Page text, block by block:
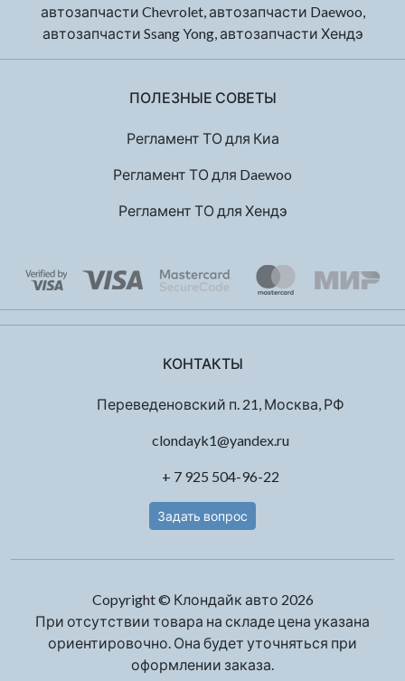
автозапчасти Chevrolet, автозапчасти Daewoo,
автозапчасти Ssang Yong, автозапчасти Хендэ
ПОЛЕЗНЫЕ СОВЕТЫ
Регламент ТО для Киа
Регламент ТО для Daewoo
Регламент ТО для Хендэ
КОНТАКТЫ
Переведеновский п. 21, Москва, РФ
clondayk1@yandex.ru
+ 7 925 504-96-22
Задать вопрос
Copyright © Клондайк авто 2026
При отсутствии товара на складе цена указана
ориентировочно. Она будет уточняться при
оформлении заказа.